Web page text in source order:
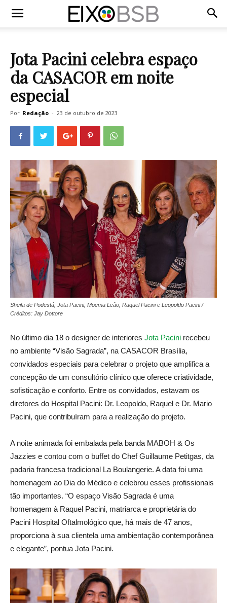
Jota Pacini celebra espaço
da CASACOR em noite
especial
Por Redação - 23 de outubro de 2023
Sheila de Podestá, Jota Pacini, Moema Leão, Raquel Pacini e Leopoldo Pacini /
Créditos: Jay Dottore
No último dia 18 o designer de interiores Jota Pacini recebeu
no ambiente “Visão Sagrada”, na CASACOR Brasília,
convidados especiais para celebrar o projeto que amplifica a
concepção de um consultório clínico que oferece criatividade,
sofisticação e conforto. Entre os convidados, estavam os
diretores do Hospital Pacini: Dr. Leopoldo, Raquel e Dr. Mario
Pacini, que contribuíram para a realização do projeto.
A noite animada foi embalada pela banda MABOH & Os
Jazzies e contou com o buffet do Chef Guillaume Petitgas, da
padaria francesa tradicional La Boulangerie. A data foi uma
homenagem ao Dia do Médico e celebrou esses profissionais
tão importantes. “O espaço Visão Sagrada é uma
homenagem à Raquel Pacini, matriarca e proprietária do
Pacini Hospital Oftalmológico que, há mais de 47 anos,
proporciona à sua clientela uma ambientação contemporânea
e elegante”, pontua Jota Pacini.